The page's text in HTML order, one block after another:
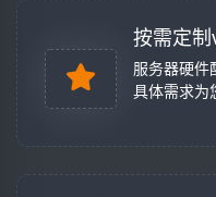
按需定制
服务器硬件
具体需求为